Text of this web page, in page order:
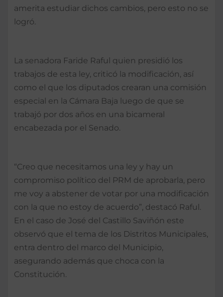
amerita estudiar dichos cambios, pero esto no se
logró.
La senadora Faride Raful quien presidió los
trabajos de esta ley, criticó la modificación, así
como el que los diputados crearan una comisión
especial en la Cámara Baja luego de que se
trabajó por dos años en una bicameral
encabezada por el Senado.
“Creo que necesitamos una ley y hay un
compromiso político del PRM de aprobarla, pero
me voy a abstener de votar por una modificación
con la que no estoy de acuerdo”, destacó Raful.
En el caso de José del Castillo Saviñón este
observó que el tema de los Distritos Municipales,
entra dentro del marco del Municipio,
asegurando además que choca con la
Constitución.